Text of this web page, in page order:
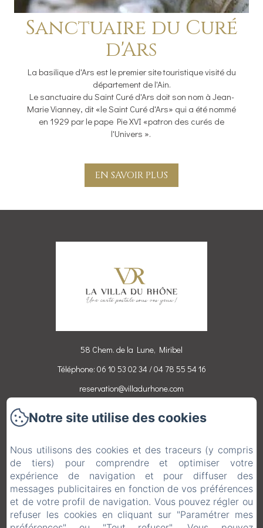
Sanctuaire du Curé
d'Ars
La basilique d'Ars est le premier site touristique visité du
département de l'Ain.
Le sanctuaire du Saint Curé d'Ars doit son nom à Jean-
Marie Vianney, dit «le Saint Curé d'Ars» qui a été nommé
en 1929 par le pape Pie XVI «patron des curés de
l'Univers ».
EN SAVOIR PLUS
58 Chem. de la Lune, Miribel
Téléphone: 06 10 53 02 34 / 04 78 55 54 16
reservation@villadurhone.com
Accueil
Activités
Contact
Mentions légales
EN
FR DE NL
Notre site utilise des cookies
Nous utilisons des cookies et des traceurs (y compris
de tiers) pour comprendre et optimiser votre
expérience de navigation et pour diffuser des
messages publicitaires en fonction de vos préférences
et de votre profil de navigation. Vous pouvez régler ou
refuser les cookies en cliquant sur "Paramétrer mes